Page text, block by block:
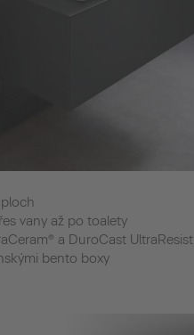
vany až po toalety
a DuroCast UltraResist
bento boxy